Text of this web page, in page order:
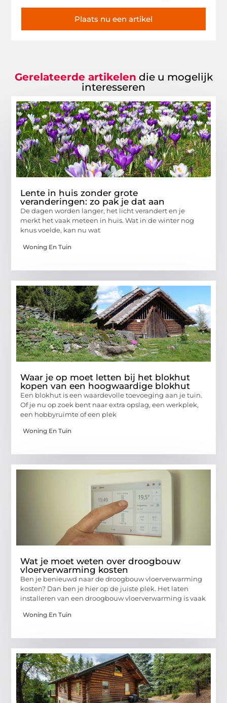
Plaats nu een artikel
Gerelateerde artikelen die u mogelijk
interesseren
Lente in huis zonder grote
veranderingen: zo pak je dat aan
De dagen worden langer, het licht verandert en je
merkt het vaak meteen in huis. Wat in de winter nog
knus voelde, kan nu wat
Woning En Tuin
Waar je op moet letten bij het blokhut
kopen van een hoogwaardige blokhut
Een blokhut is een waardevolle toevoeging aan je tuin.
Of je nu op zoek bent naar extra opslag, een werkplek,
een hobbyruimte of een plek
Woning En Tuin
Wat je moet weten over droogbouw
vloerverwarming kosten
Ben je benieuwd naar de droogbouw vloerverwarming
kosten? Dan ben je hier op de juiste plek. Het laten
installeren van een droogbouw vloerverwarming is vaak
Woning En Tuin